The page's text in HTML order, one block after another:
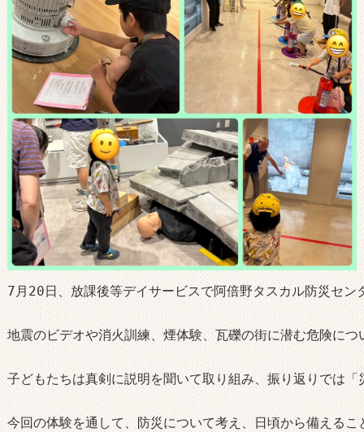
7月20日、放課後等デイサービスで阿倍野タスカル防災セン
地震のビデオや消火訓練、煙体験、瓦礫の街に潜む危険に
子どもたちは真剣に説明を聞いて取り組み、振り返りでは
今回の体験を通して、防災について考え、日頃から備える